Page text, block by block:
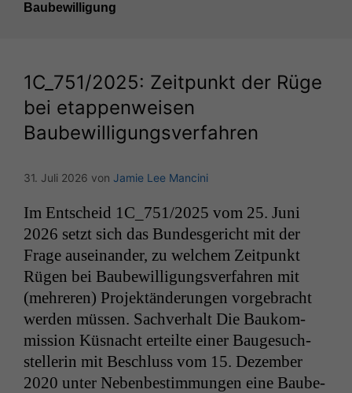
Baubewilligung
1C_751/2025: Zeitpunkt der Rüge
bei etappenweisen
Baubewilligungsverfahren
31. Juli 2026 von Jamie Lee Mancini
Im Entscheid 1C_751/2025 vom 25. Juni
2026 set­zt sich das Bun­des­gericht mit der
Frage auseinan­der, zu welchem Zeit­punkt
Rügen bei Baube­wil­li­gungsver­fahren mit
(mehreren) Pro­jek­tän­derun­gen vorge­bracht
wer­den müssen. Sachver­halt Die Baukom­
mis­sion Küs­nacht erteilte ein­er Bauge­such­
stel­lerin mit Beschluss vom 15. Dezem­ber
2020 unter Nebenbes­tim­mungen eine Baube­